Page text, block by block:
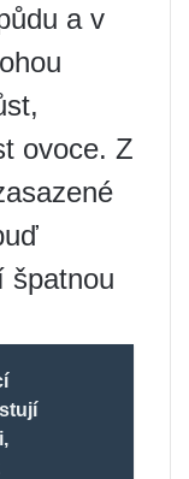
a v
ovoce. Z
špatnou